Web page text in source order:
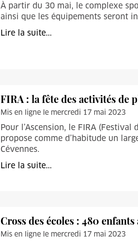
À partir du 30 mai, le complexe
ainsi que les équipements seront
Lire la suite...
FIRA : la fête des activités de
Mis en ligne le mercredi 17 mai 2023
Pour l’Ascension, le FIRA
propose comme d’habitude un
Cévennes.
Lire la suite...
Cross des écoles : 480
Mis en ligne le mercredi 17 mai 2023